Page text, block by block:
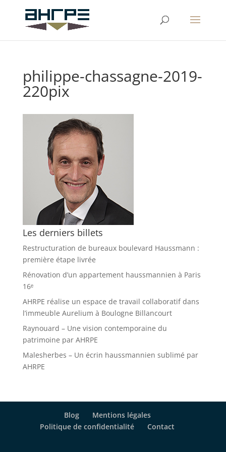
philippe-chassagne-2019-
220pix
Les derniers billets
Restructuration de bureaux boulevard Haussmann :
première étape livrée
Rénovation d’un appartement haussmannien à Paris
16ᵉ
AHRPE réalise un espace de travail collaboratif dans
l’immeuble Aurelium à Boulogne Billancourt
Raynouard – Une vision contemporaine du
patrimoine par AHRPE
Malesherbes – Un écrin haussmannien sublimé par
AHRPE
Blog
Mentions légales
Politique de confidentialité
Contact